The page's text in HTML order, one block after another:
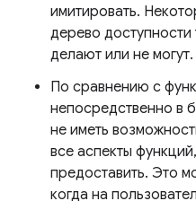
имитировать.
дерево доступности
делают или не могут.
По сравнению с
непосредственно в
не иметь
все аспекты
предоставить. Это
когда на